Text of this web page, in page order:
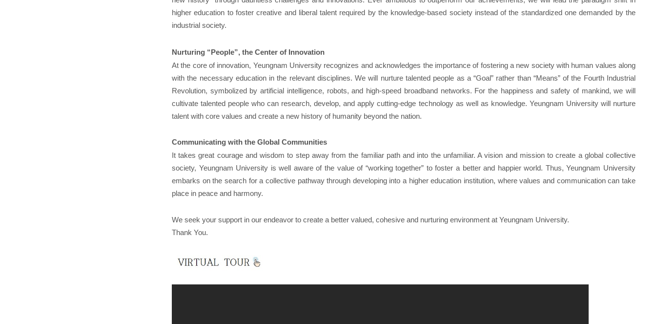
higher education to foster creative and liberal talent required by the knowledge-based society instead of the standardized one demanded by the
industrial society.
Nurturing “People”, the Center of Innovation
At the core of innovation, Yeungnam University recognizes and acknowledges the importance of fostering a new society with human values along
with the necessary education in the relevant disciplines. We will nurture talented people as a “Goal” rather than “Means” of the Fourth Industrial
Revolution, symbolized by artificial intelligence, robots, and high-speed broadband networks. For the happiness and safety of mankind, we will
cultivate talented people who can research, develop, and apply cutting-edge technology as well as knowledge. Yeungnam University will nurture
talent with core values and create a new history of humanity beyond the nation.
Communicating with the Global Communities
It takes great courage and wisdom to step away from the familiar path and into the unfamiliar. A vision and mission to create a global collective
society, Yeungnam University is well aware of the value of “working together” to foster a better and happier world. Thus, Yeungnam University
embarks on the search for a collective pathway through developing into a higher education institution, where values and communication can take
place in peace and harmony.
We seek your support in our endeavor to create a better valued, cohesive and nurturing environment at Yeungnam University.
Thank You.